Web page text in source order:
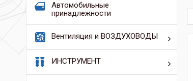
Автомобильные
принадлежности
Вентиляция и ВОЗДУХОВОДЫ
ИНСТРУМЕНТ